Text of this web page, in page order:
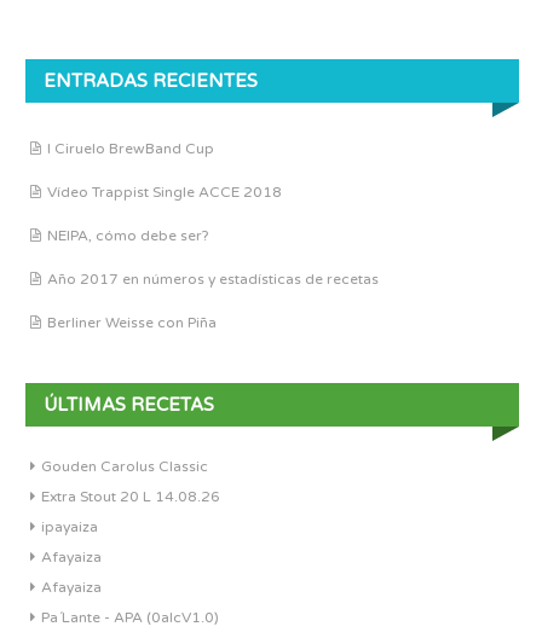
ENTRADAS RECIENTES
I Ciruelo BrewBand Cup
Vídeo Trappist Single ACCE 2018
NEIPA, cómo debe ser?
Año 2017 en números y estadísticas de recetas
Berliner Weisse con Piña
ÚLTIMAS RECETAS
Gouden Carolus Classic
Extra Stout 20 L 14.08.26
ipayaiza
Afayaiza
Afayaiza
Pa´Lante - APA (0alcV1.0)